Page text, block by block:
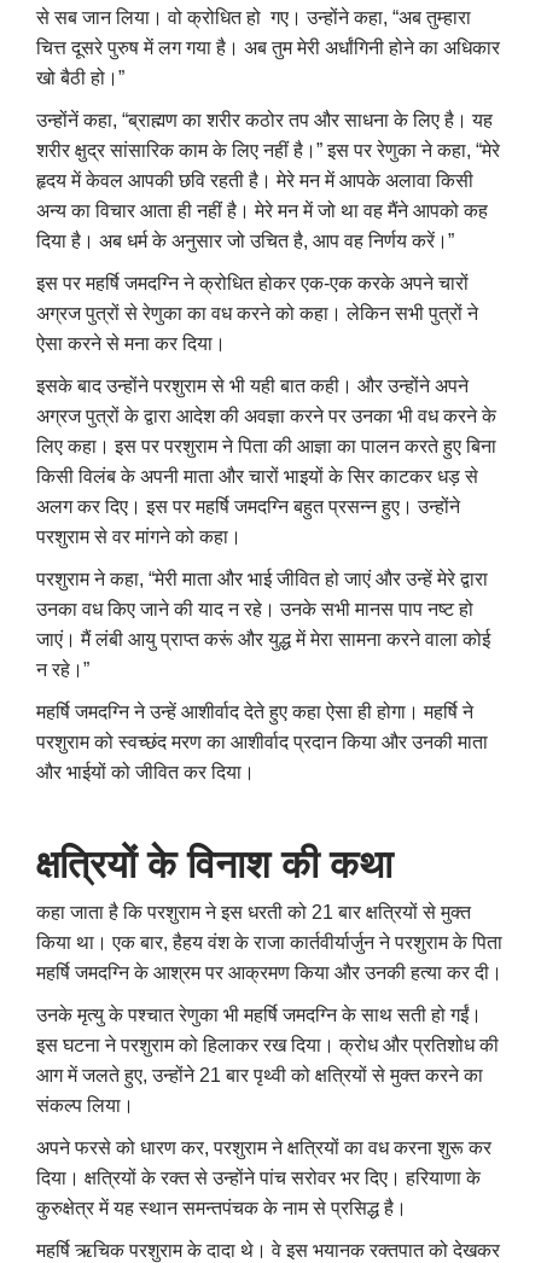
से सब जान लिया। वो क्रोधित हो गए। उन्होंने कहा, “अब तुम्हारा
चित्त दूसरे पुरुष में लग गया है। अब तुम मेरी अर्धांगिनी होने का अधिकार
खो बैठी हो।”
उन्होंनें कहा, “ब्राह्मण का शरीर कठोर तप और साधना के लिए है। यह
शरीर क्षुद्र सांसारिक काम के लिए नहीं है।” इस पर रेणुका ने कहा, “मेरे
हृदय में केवल आपकी छवि रहती है। मेरे मन में आपके अलावा किसी
अन्य का विचार आता ही नहीं है। मेरे मन में जो था वह मैंने आपको कह
दिया है। अब धर्म के अनुसार जो उचित है, आप वह निर्णय करें।”
इस पर महर्षि जमदग्नि ने क्रोधित होकर एक-एक करके अपने चारों
अग्रज पुत्रों से रेणुका का वध करने को कहा। लेकिन सभी पुत्रों ने
ऐसा करने से मना कर दिया।
इसके बाद उन्होंने परशुराम से भी यही बात कही। और उन्होंने अपने
अग्रज पुत्रों के द्वारा आदेश की अवज्ञा करने पर उनका भी वध करने के
लिए कहा। इस पर परशुराम ने पिता की आज्ञा का पालन करते हुए बिना
किसी विलंब के अपनी माता और चारों भाइयों के सिर काटकर धड़ से
अलग कर दिए। इस पर महर्षि जमदग्नि बहुत प्रसन्न हुए। उन्होंने
परशुराम से वर मांगने को कहा।
परशुराम ने कहा, “मेरी माता और भाई जीवित हो जाएं और उन्हें मेरे द्वारा
उनका वध किए जाने की याद न रहे। उनके सभी मानस पाप नष्ट हो
जाएं। मैं लंबी आयु प्राप्त करूं और युद्ध में मेरा सामना करने वाला कोई
न रहे।”
महर्षि जमदग्नि ने उन्हें आशीर्वाद देते हुए कहा ऐसा ही होगा। महर्षि ने
परशुराम को स्वच्छंद मरण का आशीर्वाद प्रदान किया और उनकी माता
और भाईयों को जीवित कर दिया।
क्षत्रियों के विनाश की कथा
कहा जाता है कि परशुराम ने इस धरती को 21 बार क्षत्रियों से मुक्त
किया था। एक बार,हैहय वंश के राजा कार्तवीर्यार्जुन ने परशुराम के पिता
महर्षि जमदग्नि के आश्रम पर आक्रमण किया और उनकी हत्या कर दी।
उनके मृत्यु के पश्चात रेणुका भी महर्षि जमदग्नि के साथ सती हो गईं।
इस घटना ने परशुराम को हिलाकर रख दिया। क्रोध और प्रतिशोध की
आग में जलते हुए,उन्होंने 21 बार पृथ्वी को क्षत्रियों से मुक्त करने का
संकल्प लिया।
अपने फरसे को धारण कर,परशुराम ने क्षत्रियों का वध करना शुरू कर
दिया। क्षत्रियों के रक्त से उन्होंने पांच सरोवर भर दिए। हरियाणा के
कुरुक्षेत्र में यह स्थान समन्तपंचक के नाम से प्रसिद्ध है।
महर्षि ऋचिक परशुराम के दादा थे। वे इस भयानक रक्तपात को देखकर